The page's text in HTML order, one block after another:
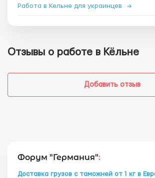
Работа в Кельне для украинцев →
Отзывы о работе в Кёльне
Добавить отзыв
Форум "Германия":
Доставка грузов с таможней от 1 кг в